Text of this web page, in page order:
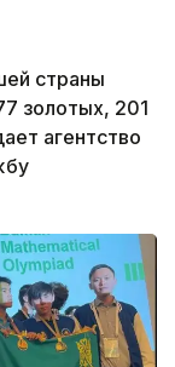
страны
золотых, 201
агентство